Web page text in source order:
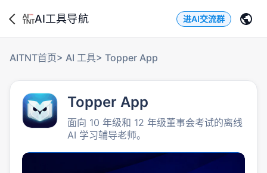
AI工具导航 进AI交流群
AITNT首页> AI 工具> Topper App
Topper App
面向 10 年级和 12 年级董事会考试的离线
AI 学习辅导老师。